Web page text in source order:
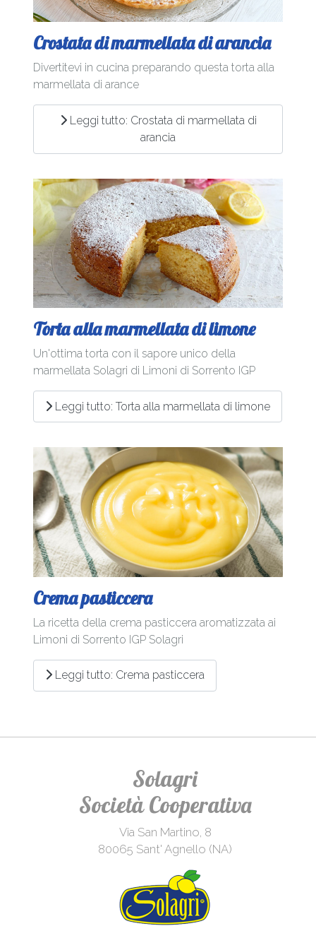
Crostata di marmellata di arancia
Divertitevi in cucina preparando questa torta alla
marmellata di arance
Leggi tutto: Crostata di marmellata di
arancia
Torta alla marmellata di limone
Un'ottima torta con il sapore unico della
marmellata Solagri di Limoni di Sorrento IGP
Leggi tutto: Torta alla marmellata di limone
Crema pasticcera
La ricetta della crema pasticcera aromatizzata ai
Limoni di Sorrento IGP Solagri
Leggi tutto: Crema pasticcera
Solagri
Società Cooperativa
Via San Martino, 8
80065 Sant' Agnello (NA)